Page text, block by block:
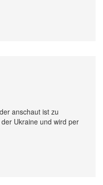
anschaut ist zu
Ukraine und wird per